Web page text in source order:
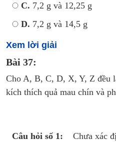
C. 7,2 g và 12,25 g
D. 7,2 g và 14,5 g
Xem lời giải
Bài 37:
Cho A, B, C, D, X, Y, Z đều
kích thích quả mau chín và
Câu hỏi số 1:
Chưa xác